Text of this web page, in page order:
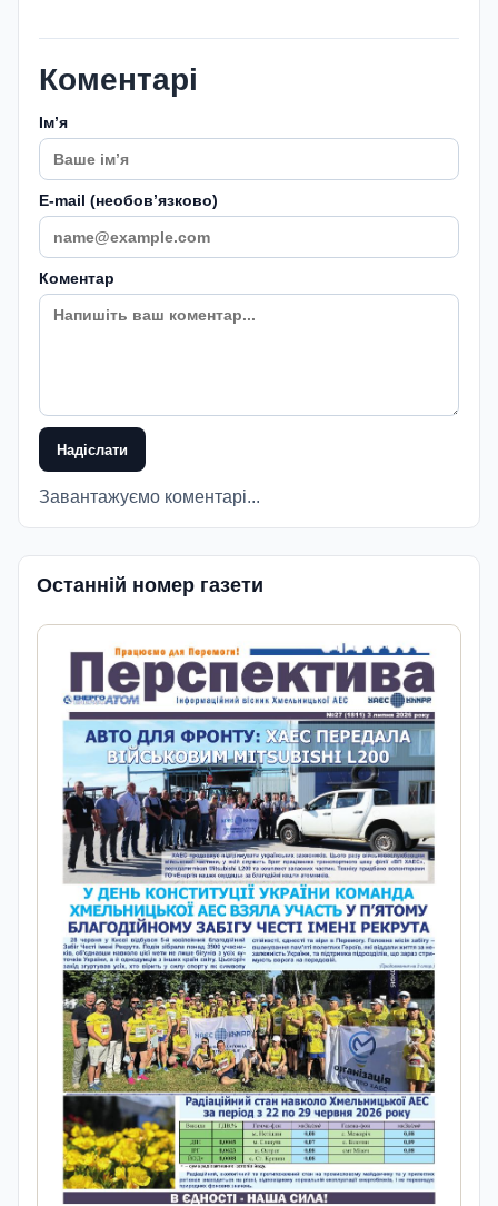
Коментарі
Імʼя
E-mail (необовʼязково)
Коментар
Надіслати
Завантажуємо коментарі...
Останній номер газети